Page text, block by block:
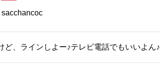
sacchancoc
ど、ラインしよー♪テレビ電話でもいいよん♪